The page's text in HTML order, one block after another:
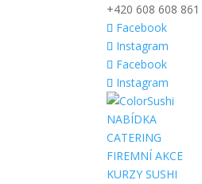
+420 608 608 861
Facebook
Instagram
Facebook
Instagram
NABÍDKA
CATERING
FIREMNÍ AKCE
KURZY SUSHI